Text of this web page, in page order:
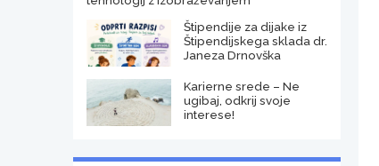
Štipendije za dijake iz
Štipendijskega sklada dr.
Janeza Drnovška
Karierne srede – Ne
ugibaj, odkrij svoje
interese!